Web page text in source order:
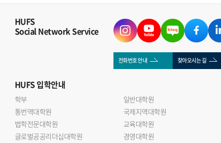
HUFS
Social Network Service
전화번호 안내 찾아오시는 길
HUFS입학안내
학부
일반대학원
통번역대학원
국제지역대학원
법학전문대학원
교육대학원
글로벌공공리더십대학원
경영대학원